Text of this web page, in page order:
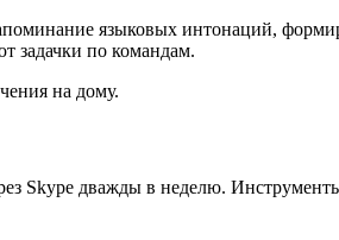
языковых интонаций,
задачки по командам.
на дому.
Skype дважды в неделю.